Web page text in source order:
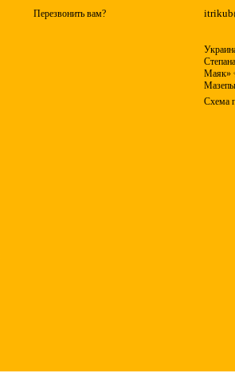
Перезвонить вам?
Маяк» ⚝ Склад г.Чернигов ул.Ивана
Схема